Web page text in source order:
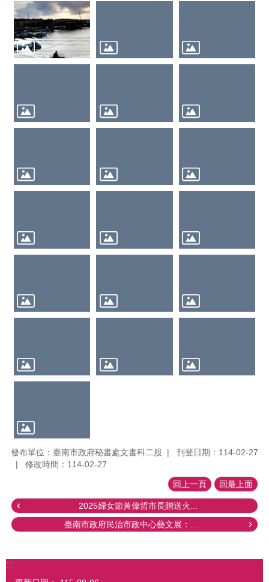
發布單位：臺南市政府秘書處文書科二股
刊登日期：114-02-27
修改時間：114-02-27
回上一頁 回最上面
2025婦女節黃偉哲市長贈送火...
臺南市政府民治市政中心藝文展：...
:::